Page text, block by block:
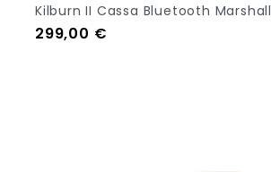
Kilburn II Cassa Bluetooth Marshall
Prezzo
299,00 €